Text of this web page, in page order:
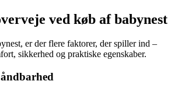
ved køb af babynest
er der flere faktorer, der spiller ind –
sikkerhed og praktiske egenskaber.